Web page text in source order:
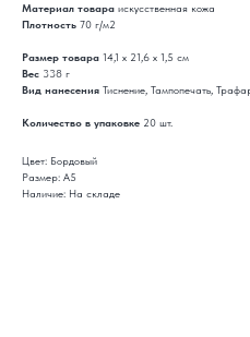
Материал товара искусственная кожа
Плотность 70 г/м2
Размер товара 14,1 х 21,6 х 1,5 см
Вес 338 г
Вид нанесения Тиснение, Тампопечать,
Количество в упаковке 20 шт.
Цвет: Бордовый
Размер: А5
Наличие: На складе